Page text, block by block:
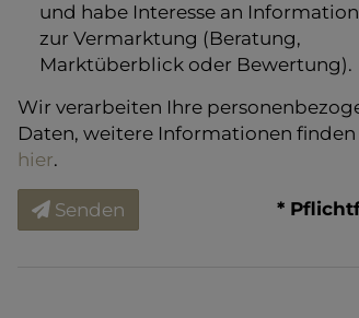
und habe Interesse an
zur Vermarktung (Beratung,
Marktüberblick oder Bewertung).
Wir verarbeiten Ihre
Daten, weitere Informationen finden
hier.
Senden *